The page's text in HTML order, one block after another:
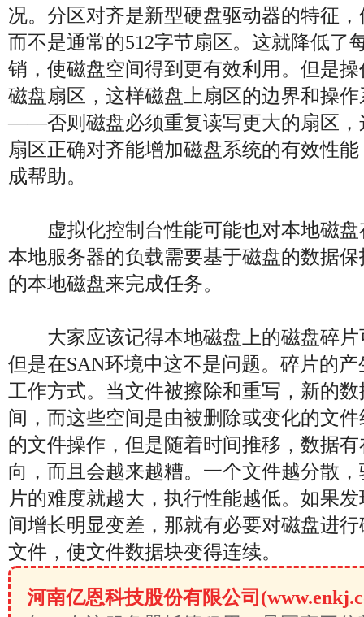
况。分区对齐是新型硬盘驱动器的特征
而不是通常的512字节扇区。这就降低了
销，使磁盘空间得到更有效利用。但是
磁盘扇区，这样磁盘上扇区的边界和操
——否则磁盘必须重复读写更大的扇区，
扇区正确对齐能增加磁盘系统的有效性
成帮助。
虚拟化控制台性能可能也对本地磁盘
本地服务器的负载需要基于磁盘的数据
的本地磁盘来完成任务。
大家应该记得本地磁盘上的磁盘碎片
但是在SAN环境中这不是问题。碎片的
工作方式。当文件被擦除和重写，新的
间，而这些空间是由被删除或变化的文
的文件操作，但是随着时间推移，数据
向，而且会越来越糟。一个文件越分散
片的难度就越大，执行性能越低。如果
间增长明显变差，那就有必要对磁盘进
文件，使文件数据块变得连续。
河南亿恩科技股份有限公司